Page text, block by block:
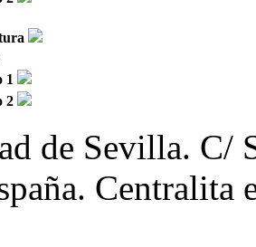
1
2
de Sevilla. C/
Centralita